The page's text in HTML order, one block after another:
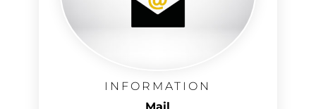
INFORMATION